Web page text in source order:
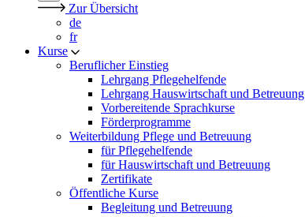
Zur Übersicht
de
fr
Kurse
Beruflicher Einstieg
Lehrgang Pflegehelfende
Lehrgang Hauswirtschaft und Betreuung
Vorbereitende Sprachkurse
Förderprogramme
Weiterbildung Pflege und Betreuung
für Pflegehelfende
für Hauswirtschaft und Betreuung
Zertifikate
Öffentliche Kurse
Begleitung und Betreuung